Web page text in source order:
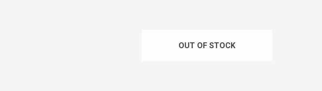
OUT OF STOCK